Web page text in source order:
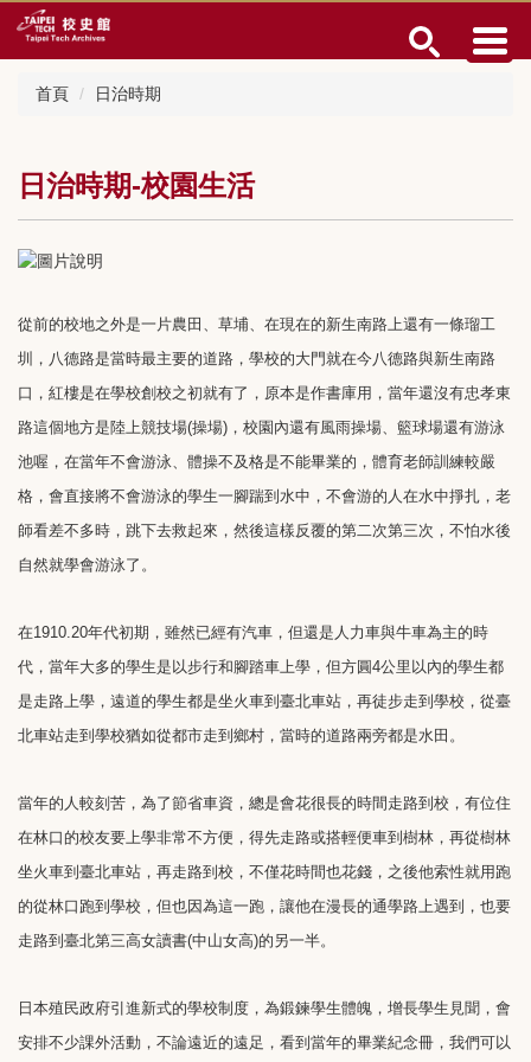
跳
到
首頁 日治時期
日治時期-校園生活
從前的校地之外是一片農田、草埔、在現在的新生南路上還有一條瑠工
圳，八德路是當時最主要的道路，學校的大門就在今八德路與新生南路
口，紅樓是在學校創校之初就有了，原本是作書庫用，當年還沒有忠孝東
路這個地方是陸上競技場(操場)，校園內還有風雨操場、籃球場還有游泳
池喔，在當年不會游泳、體操不及格是不能畢業的，體育老師訓練較嚴
格，會直接將不會游泳的學生一腳踹到水中，不會游的人在水中掙扎，老
師看差不多時，跳下去救起來，然後這樣反覆的第二次第三次，不怕水後
自然就學會游泳了。
在1910.20年代初期，雖然已經有汽車，但還是人力車與牛車為主的時
代，當年大多的學生是以步行和腳踏車上學，但方圓4公里以內的學生都
是走路上學，遠道的學生都是坐火車到臺北車站，再徒步走到學校，從臺
北車站走到學校猶如從都市走到鄉村，當時的道路兩旁都是水田。
當年的人較刻苦，為了節省車資，總是會花很長的時間走路到校，有位住
在林口的校友要上學非常不方便，得先走路或搭輕便車到樹林，再從樹林
坐火車到臺北車站，再走路到校，不僅花時間也花錢，之後他索性就用跑
的從林口跑到學校，但也因為這一跑，讓他在漫長的通學路上遇到，也要
走路到臺北第三高女讀書(中山女高)的另一半。
日本殖民政府引進新式的學校制度，為鍛鍊學生體魄，增長學生見聞，會
安排不少課外活動，不論遠近的遠足，看到當年的畢業紀念冊，我們可以